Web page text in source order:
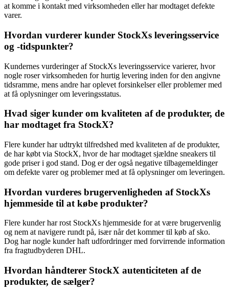
at komme i kontakt med virksomheden eller har modtaget defekte
varer.
Hvordan vurderer kunder StockXs leveringsservice
og -tidspunkter?
Kundernes vurderinger af StockXs leveringsservice varierer, hvor
nogle roser virksomheden for hurtig levering inden for den angivne
tidsramme, mens andre har oplevet forsinkelser eller problemer med
at få oplysninger om leveringsstatus.
Hvad siger kunder om kvaliteten af de produkter, de
har modtaget fra StockX?
Flere kunder har udtrykt tilfredshed med kvaliteten af de produkter,
de har købt via StockX, hvor de har modtaget sjældne sneakers til
gode priser i god stand. Dog er der også negative tilbagemeldinger
om defekte varer og problemer med at få oplysninger om leveringen.
Hvordan vurderes brugervenligheden af StockXs
hjemmeside til at købe produkter?
Flere kunder har rost StockXs hjemmeside for at være brugervenlig
og nem at navigere rundt på, især når det kommer til køb af sko.
Dog har nogle kunder haft udfordringer med forvirrende information
fra fragtudbyderen DHL.
Hvordan håndterer StockX autenticiteten af de
produkter, de sælger?